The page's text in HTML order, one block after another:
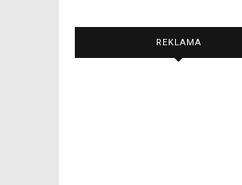
REKLAMA